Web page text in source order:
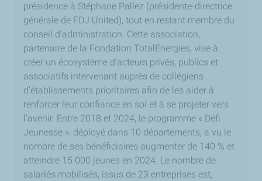
présidence à Stéphane Pallez (présidente-directrice
générale de FDJ United), tout en restant membre du
conseil d’administration. Cette association,
partenaire de la Fondation TotalEnergies, vise à
créer un écosystème d’acteurs privés, publics et
associatifs intervenant auprès de collégiens
d’établissements prioritaires afin de les aider à
renforcer leur confiance en soi et à se projeter vers
l’avenir. Entre 2018 et 2024, le programme « Défi
Jeunesse », déployé dans 10 départements, a vu le
nombre de ses bénéficiaires augmenter de 140 % et
atteindre 15 000 jeunes en 2024. Le nombre de
salariés mobilisés, issus de 23 entreprises est,